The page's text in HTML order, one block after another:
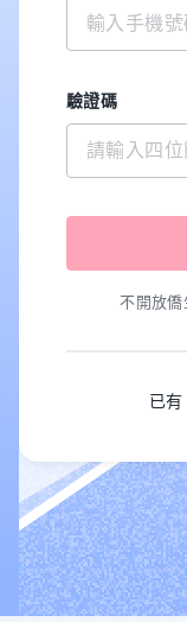
驗證碼
不開放僑
已